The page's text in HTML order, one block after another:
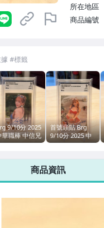
所在地區
商品編號
9/10分 2025
華職棒 中信兄
兄弟象 啦啦
牛奶 新
人 比基尼簽名卡
首號頭貼 Brg
9/10分 2025 中
華職棒 中信兄弟
Passion Sisters
牛奶 新人 冬季
戀人簽名卡 限量
01/16
商品資訊